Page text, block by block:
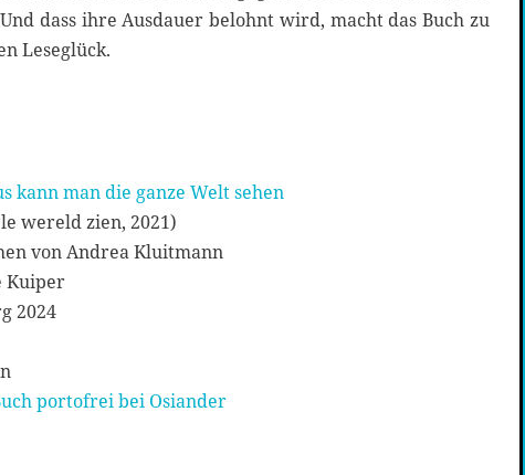
dass ihre Ausdauer belohnt wird, macht das Buch zu
Leseglück.
kann man die ganze Welt sehen
wereld zien, 2021)
Aus dem Niederländischen von Andrea Kluitmann
Kuiper
2024
portofrei bei Osiander